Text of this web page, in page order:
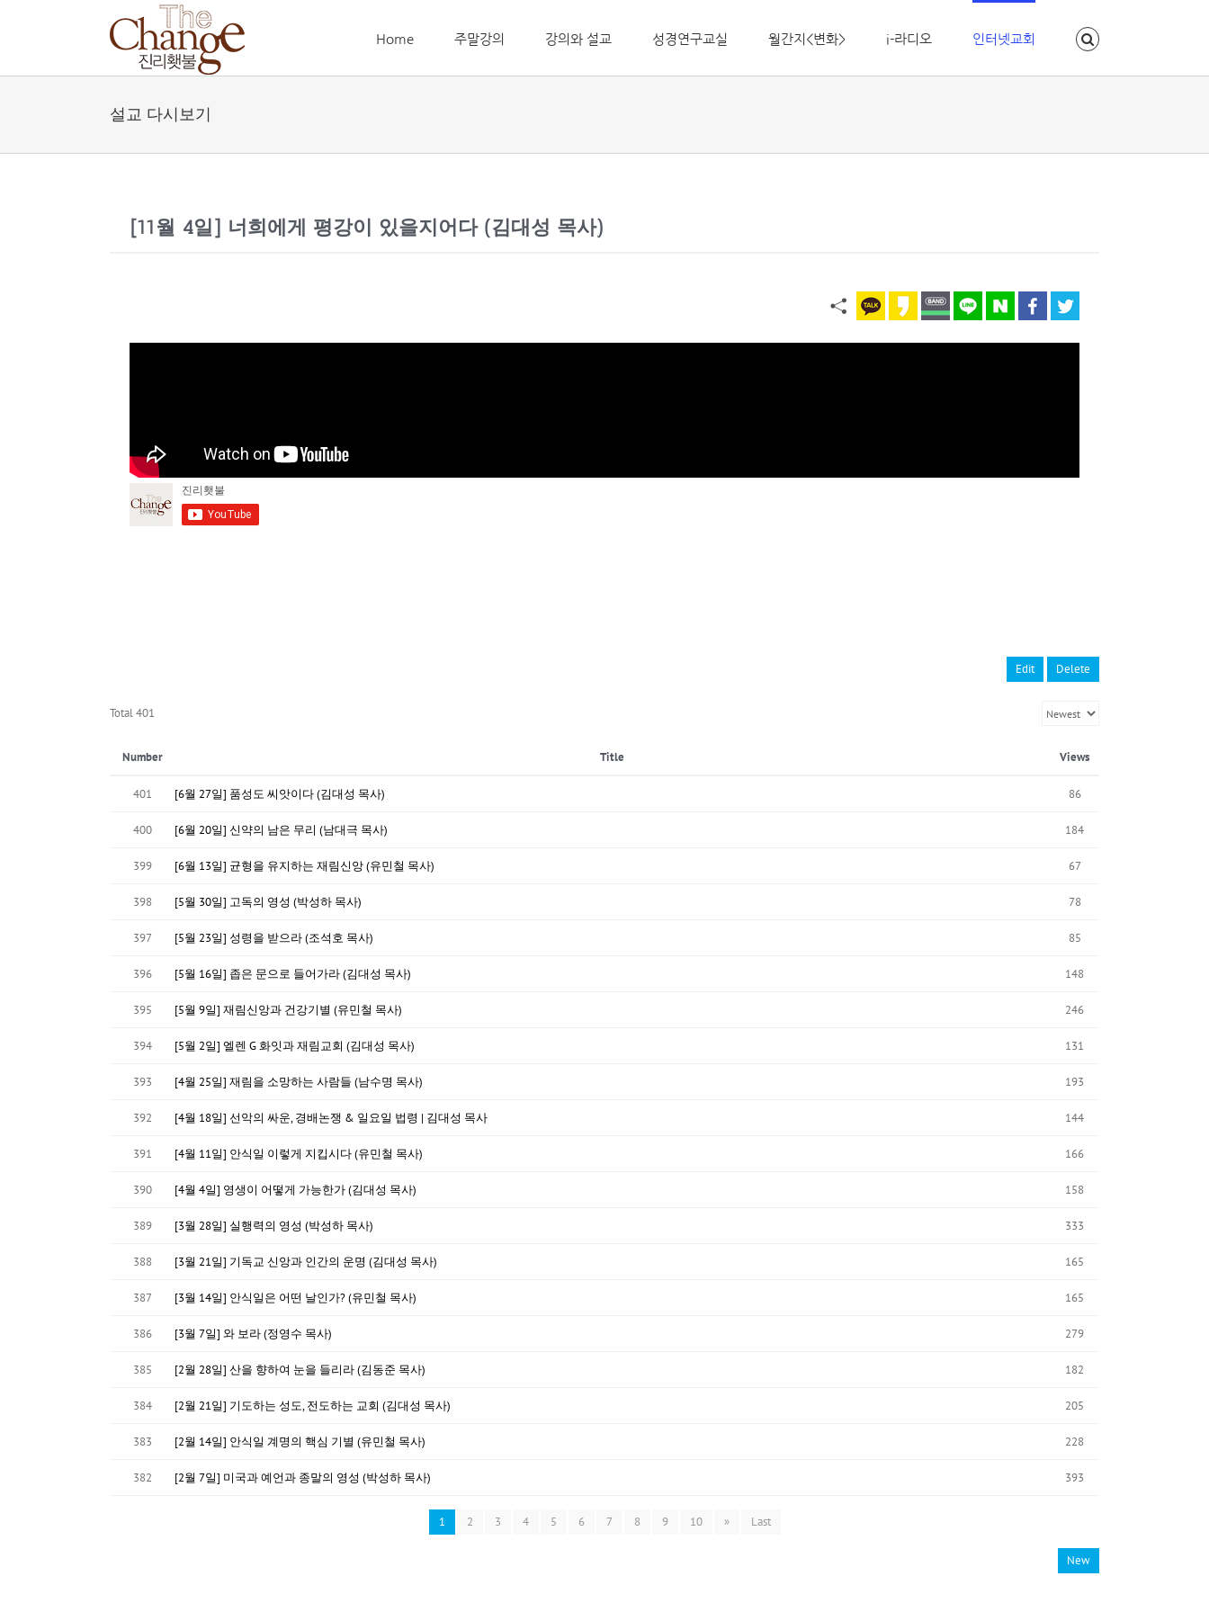
Home 주말강의 강의와 설교 성경연구교실 월간지<변화> i-라디오 인터넷교회
설교 다시보기
[11월 4일] 너희에게 평강이 있을지어다 (김대성 목사)
Edit Delete
Total 401
Number Title Views
401 [6월 27일] 품성도 씨앗이다 (김대성 목사) 86
400 [6월 20일] 신약의 남은 무리 (남대극 목사) 184
399 [6월 13일] 균형을 유지하는 재림신앙 (유민철 목사) 67
398 [5월 30일] 고독의 영성 (박성하 목사) 78
397 [5월 23일] 성령을 받으라 (조석호 목사) 85
396 [5월 16일] 좁은 문으로 들어가라 (김대성 목사) 148
395 [5월 9일] 재림신앙과 건강기별 (유민철 목사) 246
394 [5월 2일] 엘렌 G 화잇과 재림교회 (김대성 목사) 131
393 [4월 25일] 재림을 소망하는 사람들 (남수명 목사) 193
392 [4월 18일] 선악의 싸운, 경배논쟁 & 일요일 법령 | 김대성 목사 144
391 [4월 11일] 안식일 이렇게 지킵시다 (유민철 목사) 166
390 [4월 4일] 영생이 어떻게 가능한가 (김대성 목사) 158
389 [3월 28일] 실행력의 영성 (박성하 목사) 333
388 [3월 21일] 기독교 신앙과 인간의 운명 (김대성 목사) 165
387 [3월 14일] 안식일은 어떤 날인가? (유민철 목사) 165
386 [3월 7일] 와 보라 (정영수 목사) 279
385 [2월 28일] 산을 향하여 눈을 들리라 (김동준 목사) 182
384 [2월 21일] 기도하는 성도, 전도하는 교회 (김대성 목사) 205
383 [2월 14일] 안식일 계명의 핵심 기별 (유민철 목사) 228
382 [2월 7일] 미국과 예언과 종말의 영성 (박성하 목사) 393
1 2 3 4 5 6 7 8 9 10 » Last
New